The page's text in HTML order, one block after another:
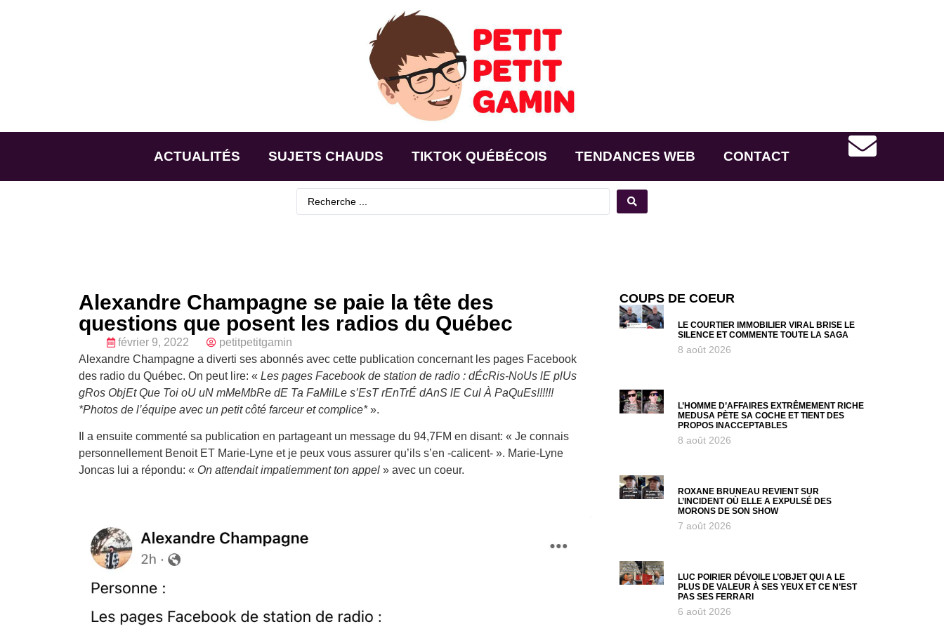
ACTUALITÉS SUJETS CHAUDS TIKTOK QUÉBÉCOIS TENDANCES WEB CONTACT
Alexandre Champagne se paie la tête des
questions que posent les radios du Québec
février 9, 2022
petitpetitgamin
Alexandre Champagne a diverti ses abonnés avec cette publication concernant les pages Facebook
des radio du Québec. On peut lire: « Les pages Facebook de station de radio : dÉcRis-NoUs lE plUs
gRos ObjEt Que Toi oU uN mMeMbRe dE Ta FaMilLe s’EsT rEnTrÉ dAnS lE Cul À PaQuEs!!!!!!
*Photos de l’équipe avec un petit côté farceur et complice*».
Il a ensuite commenté sa publication en partageant un message du 94,7FM en disant: « Je connais
personnellement Benoit ET Marie-Lyne et je peux vous assurer qu’ils s’en -calicent- ». Marie-Lyne
Joncas lui a répondu: « On attendait impatiemment ton appel » avec un coeur.
COUPS DE COEUR
LE COURTIER IMMOBILIER VIRAL BRISE LE
SILENCE ET COMMENTE TOUTE LA SAGA
8 août 2026
L’HOMME D’AFFAIRES EXTRÊMEMENT RICHE
MEDUSA PÈTE SA COCHE ET TIENT DES
PROPOS INACCEPTABLES
8 août 2026
ROXANE BRUNEAU REVIENT SUR
L’INCIDENT OÙ ELLE A EXPULSÉ DES
MORONS DE SON SHOW
7 août 2026
LUC POIRIER DÉVOILE L’OBJET QUI A LE
PLUS DE VALEUR À SES YEUX ET CE N’EST
PAS SES FERRARI
6 août 2026